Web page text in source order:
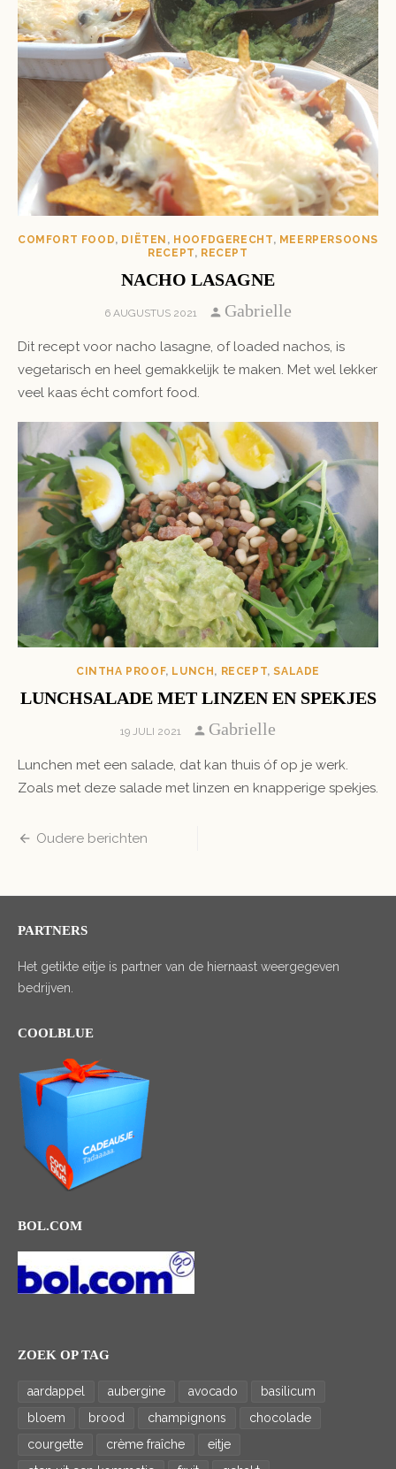
COMFORT FOOD, DIËTEN , HOOFDGERECHT, MEERPERSOONS
RECEPT, RECEPT
NACHO LASAGNE
POSTED
6 AUGUSTUS 2021 Author
Gabrielle
Dit recept voor nacho lasagne, of loaded nachos, is
vegetarisch en heel gemakkelijk te maken. Met wel lekker
veel kaas écht comfort food.
CINTHA PROOF, LUNCH , RECEPT,SALADE
LUNCHSALADE MET LINZEN EN SPEKJES
POSTED
19 JULI 2021 Author
Gabrielle
Lunchen met een salade, dat kan thuis óf op je werk.
Zoals met deze salade met linzen en knapperige spekjes.
Berichten
Oudere berichten
PARTNERS
Het getikte eitje is partner van de hiernaast weergegeven
bedrijven.
COOLBLUE
BOL.COM
ZOEK OP TAG
aardappel aubergine avocado
basilicum
bloem
brood champignons
chocolade
courgette
crème fraîche
eitje